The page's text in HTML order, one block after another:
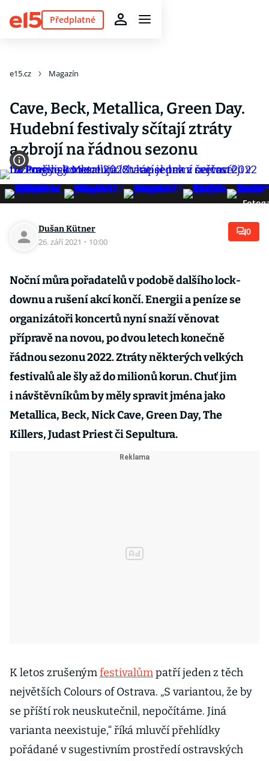
Předplatné
e15.cz Magazín
Cave, Beck, Metallica, Green Day.
Hudební festivaly sčítají ztráty
a zbrojí na řádnou sezonu
Dušan Kütner
26. září 2021 · 10:00
0
Noční můra pořadatelů v podobě dalšího lock­
downu a rušení akcí končí. Energii a peníze se
organizátoři koncertů nyní snaží věnovat
přípravě na novou, po dvou letech konečně
řádnou sezonu 2022. Ztráty některých velkých
festivalů ale šly až do milionů korun. Chuť jim
i návštěvníkům by měly spravit jména jako
Metallica, Beck, Nick Cave, Green Day, The
Killers, Judast Priest či Sepultura.
K letos zrušenýmfestivalůmpatří jeden z těch
největších Colours of Ostrava. „S variantou, že by
se příští rok neuskutečnil, nepočítáme. Jiná
varianta neexistuje,“ říká mluvčí přehlídky
pořádané v sugestivním prostředí ostravských